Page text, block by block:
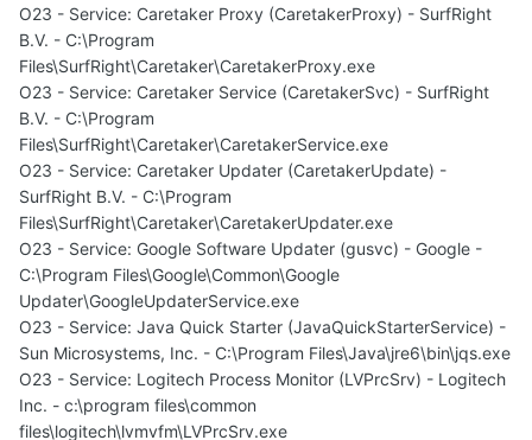
O23 - Service: Caretaker Proxy (CaretakerProxy) - SurfRight
B.V. - C:\Program
Files\SurfRight\Caretaker\CaretakerProxy.exe
O23 - Service: Caretaker Service (CaretakerSvc) - SurfRight
B.V. - C:\Program
Files\SurfRight\Caretaker\CaretakerService.exe
O23 - Service: Caretaker Updater (CaretakerUpdate) -
SurfRight B.V. - C:\Program
Files\SurfRight\Caretaker\CaretakerUpdater.exe
O23 - Service: Google Software Updater (gusvc) - Google -
C:\Program Files\Google\Common\Google
Updater\GoogleUpdaterService.exe
O23 - Service: Java Quick Starter (JavaQuickStarterService) -
Sun Microsystems, Inc. - C:\Program Files\Java\jre6\bin\jqs.exe
O23 - Service: Logitech Process Monitor (LVPrcSrv) - Logitech
Inc. - c:\program files\common
files\logitech\lvmvfm\LVPrcSrv.exe